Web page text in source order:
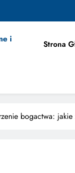
Jak
i
Strona
bogactwa: